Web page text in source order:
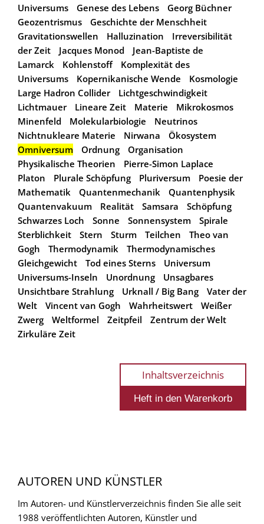
Universums
Genese des Lebens
Georg Büchner
Geozentrismus
Geschichte der Menschheit
Gravitationswellen
Halluzination
Irreversibilität
der Zeit
Jacques Monod
Jean-Baptiste de
Lamarck
Kohlenstoff
Komplexität des
Universums
Kopernikanische Wende
Kosmologie
Large Hadron Collider
Lichtgeschwindigkeit
Lichtmauer
Lineare Zeit Materie
Mikrokosmos
Minenfeld
Molekularbiologie
Neutrinos
Nichtnukleare Materie
Nirwana
Ökosystem
Omniversum
Ordnung
Organisation
Physikalische Theorien
Pierre-Simon Laplace
Platon
Plurale Schöpfung Pluriversum
Poesie der
Mathematik
Quantenmechanik
Quantenphysik
Quantenvakuum
Realität Samsara
Schöpfung
Schwarzes Loch
Sonne Sonnensystem
Spirale
Sterblichkeit
Stern Sturm Teilchen
Theo van
Gogh
Thermodynamik
Thermodynamisches
Gleichgewicht
Tod eines Sterns
Universum
Universums-Inseln
Unordnung
Unsagbares
Unsichtbare Strahlung
Urknall / Big Bang
Vater der
Welt
Vincent van Gogh Wahrheitswert
Weißer
Zwerg
Weltformel Zeitpfeil
Zentrum der Welt
Zirkuläre Zeit
Inhaltsverzeichnis
AUTOREN UND KÜNSTLER
Im Autoren- und Künstlerverzeichnis finden Sie alle seit
1988 veröffentlichten Autoren, Künstler und